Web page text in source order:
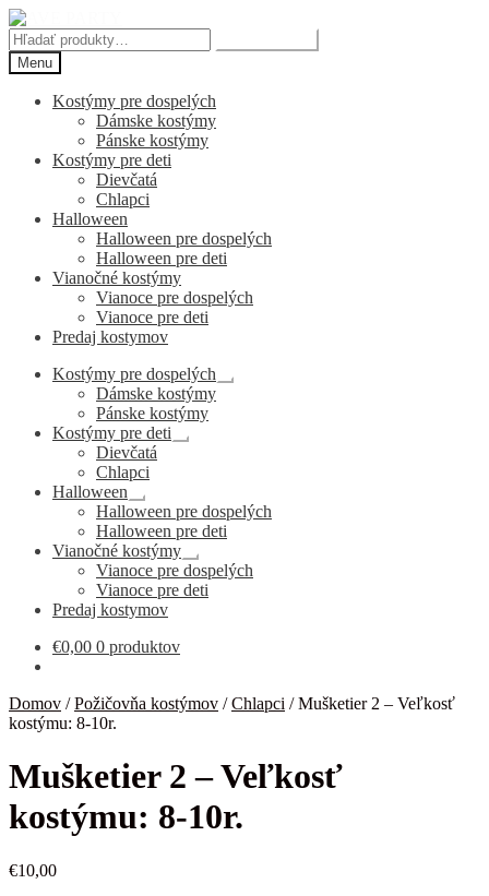
Preskočiť
na
navigáciu
Preskočiť
na
obsah
Hľadať:
Menu
Kostýmy pre dospelých
Dámske kostýmy
Pánske kostýmy
Kostýmy pre deti
Dievčatá
Chlapci
Halloween
Halloween pre dospelých
Halloween pre deti
Vianočné kostýmy
Vianoce pre dospelých
Vianoce pre deti
Predaj kostymov
Kostýmy pre dospelých
Rozbaliť
Dámske kostýmy
Pánske kostýmy
Kostýmy pre deti
Rozbaliť
Dievčatá
Chlapci
Halloween
Rozbaliť
podradené
menu
Halloween pre dospelých
Halloween pre deti
Vianočné kostýmy
Rozbaliť
podradené
menu
Vianoce pre dospelých
Vianoce pre deti
Predaj kostymov
€0,00 0 produktov
Domov /Požičovňa kostýmov /Chlapci /Mušketier 2 – Veľkosť
kostýmu: 8-10r.
Mušketier 2 – Veľkosť
kostýmu: 8-10r.
€10,00